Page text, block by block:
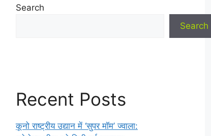
Search
Search
Recent Posts
कूनो राष्ट्रीय उद्यान में ‘सुपर मॉम’ ज्वाला: